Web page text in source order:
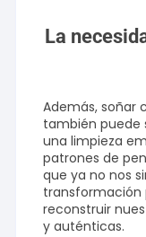
La
Además, soñar
también puede
una limpieza
patrones de
que ya no nos
transformación
reconstruir
y auténticas.